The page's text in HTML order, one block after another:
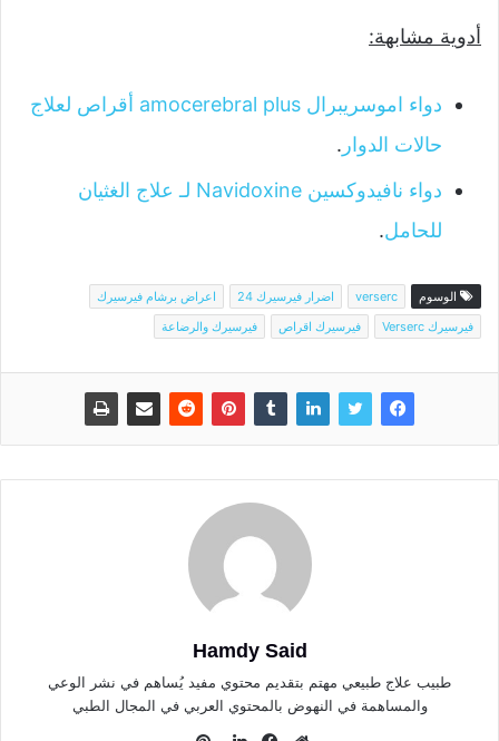
أدوية مشابهة:
دواء اموسريبرال amocerebral plus أقراص لعلاج
حالات الدوار .
دواء نافيدوكسين Navidoxine لـ علاج الغثيان
للحامل.
الوسوم verserc اضرار فيرسيرك 24
اعراض برشام فيرسيرك
فيرسيرك Verserc
فيرسيرك اقراص فيرسيرك والرضاعة
Hamdy Said
طبيب علاج طبيعي مهتم بتقديم محتوي مفيد يُساهم في نشر الوعي
والمساهمة في النهوض بالمحتوي العربي في المجال الطبي